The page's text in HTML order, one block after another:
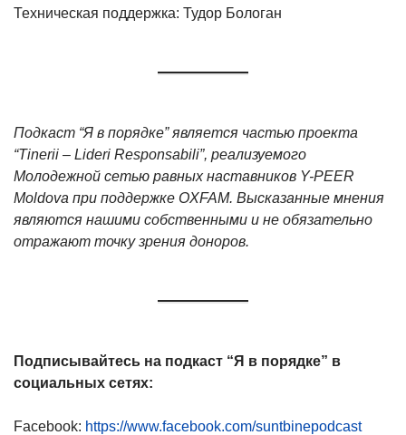
Техническая поддержка: Тудор Бологан
Подкаст “Я в порядке” является частью проекта
“Tinerii – Lideri Responsabili”, реализуемого
Молодежной сетью равных наставников Y-PEER
Moldova при поддержке OXFAM. Высказанные мнения
являются нашими собственными и не обязательно
отражают точку зрения доноров.
Подписывайтесь на подкаст “Я в порядке” в
социальных сетях:
Facebook: https://www.facebook.com/suntbinepodcast